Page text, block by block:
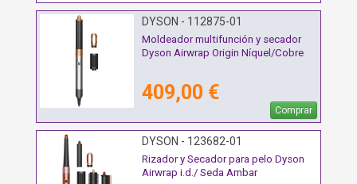
DYSON - 112875-01
Moldeador multifunción y secador
Dyson Airwrap Origin Níquel/Cobre
409,00 €
Comprar
DYSON - 123682-01
Rizador y Secador para pelo Dyson
Airwrap i.d./ Seda Ambar